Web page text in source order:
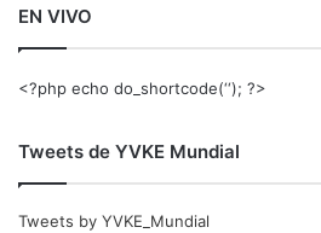
EN VIVO
<?php echo do_shortcode(‘‘); ?>
Tweets de YVKE Mundial
Tweets by YVKE_Mundial